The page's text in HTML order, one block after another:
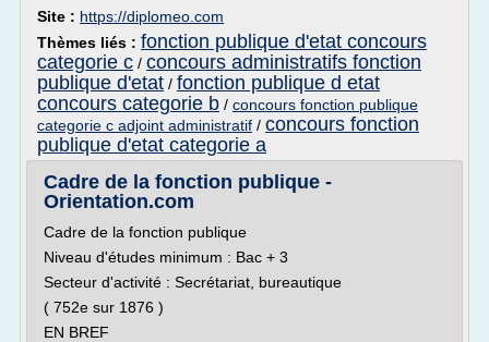
Site : https://diplomeo.com
Thèmes liés : fonction publique d'etat concours
categorie c / concours administratifs fonction
publique d'etat / fonction publique d etat
concours categorie b / concours fonction publique
categorie c adjoint administratif / concours fonction
publique d'etat categorie a
Cadre de la fonction publique -
Orientation.com
Cadre de la fonction publique
Niveau d'études minimum : Bac + 3
Secteur d'activité : Secrétariat, bureautique
( 752e sur 1876 )
EN BREF